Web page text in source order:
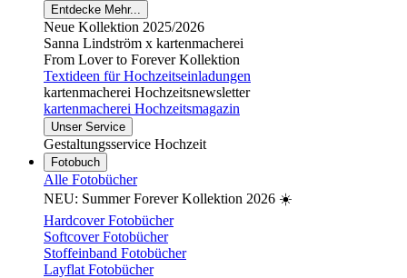
Entdecke Mehr...
Neue Kollektion 2025/2026
Sanna Lindström x kartenmacherei
From Lover to Forever Kollektion
Textideen für Hochzeitseinladungen
kartenmacherei Hochzeitsnewsletter
kartenmacherei Hochzeitsmagazin
Unser Service
Gestaltungsservice Hochzeit
Fotobuch
Alle Fotobücher
NEU: Summer Forever Kollektion 2026 ☀️
Hardcover Fotobücher
Softcover Fotobücher
Stoffeinband Fotobücher
Layflat Fotobücher